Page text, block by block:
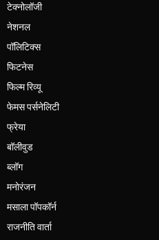
टेक्नोलॉजी
नेशनल
पॉलिटिक्स
फिटनेस
फिल्म रिव्यू
फेमस पर्सनेलिटी
फ्रेया
बॉलीवुड
ब्लॉग
मनोरंजन
मसाला पॉपकॉर्न
राजनीति वार्ता